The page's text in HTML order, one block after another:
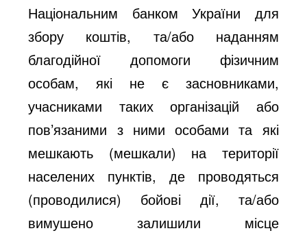
Національним банком України для
збору коштів, та/або наданням
благодійної допомоги фізичним
особам, які не є засновниками,
учасниками таких організацій або
пов’язаними з ними особами та які
мешкають (мешкали) на території
населених пунктів, де проводяться
(проводилися) бойові дії, та/або
вимушено залишили місце